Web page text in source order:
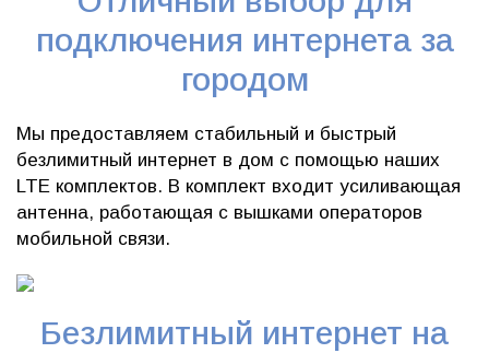
подключения интернета за
городом
Мы предоставляем стабильный и быстрый
безлимитный интернет в дом с помощью наших
LTE комплектов. В комплект входит усиливающая
антенна, работающая с вышками операторов
мобильной связи.
Безлимитный интернет на